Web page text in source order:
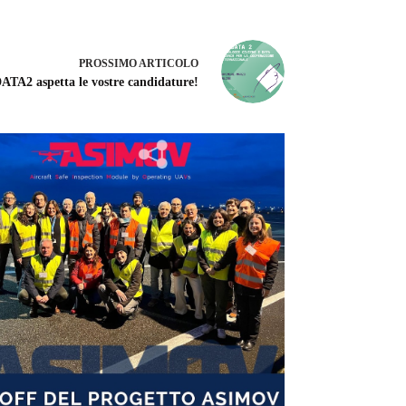
PROSSIMO ARTICOLO
aspetta le vostre candidature!